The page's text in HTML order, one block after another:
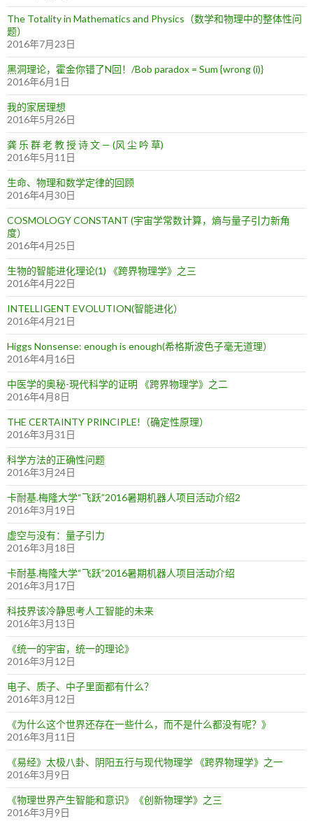
The Totality in Mathematics and Physics（数学和物理中的整体性问
题）
2016年7月23日
黑洞理论，霍金你错了N回！/Bob paradox = Sum {wrong (i)}
2016年6月1日
我的家居理想
2016年5月26日
龚 乐 群 老 教 授 诗 文 — (风 尘 吟 草)
2016年5月11日
生命、物理和数学定律的回顾
2016年4月30日
COSMOLOGY CONSTANT (宇宙学常数计算，熵与量子引力新角
度）
2016年4月25日
生物的智能进化理论(1) 《跨界物理学》之三
2016年4月22日
INTELLIGENT EVOLUTION(智能进化）
2016年4月21日
Higgs Nonsense: enough is enough(希格斯波色子毫无道理）
2016年4月16日
中医学的奥秘-現代科学的证明 《跨界物理学》之二
2016年4月8日
THE CERTAINTY PRINCIPLE!（确定性原理）
2016年3月31日
科学方法的正确性问题
2016年3月24日
卡耐基.梅隆大学“飞跃”2016暑期机器人项目活动介绍2
2016年3月19日
虚空与没有：量子引力
2016年3月18日
卡耐基.梅隆大学“飞跃”2016暑期机器人项目活动介绍
2016年3月17日
科技界该冷静思考人工智能的未来
2016年3月13日
《统一的宇宙，统一的理论》
2016年3月12日
电子、质子、中子里面都有什么？
2016年3月12日
《为什么这个世界还存在一些什么，而不是什么都没有呢？》
2016年3月11日
《易经》太极八卦、阴阳五行与现代物理学 《跨界物理学》之一
2016年3月9日
《物理世界产生智能和意识》《创新物理学》之三
2016年3月9日